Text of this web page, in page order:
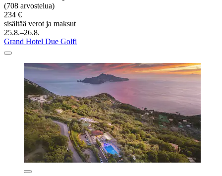
(708 arvostelua)
234 €
sisältää verot ja maksut
25.8.–26.8.
Grand Hotel Due Golfi